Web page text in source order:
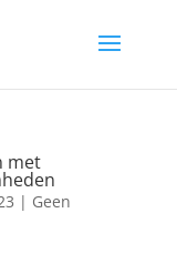
met
| Geen